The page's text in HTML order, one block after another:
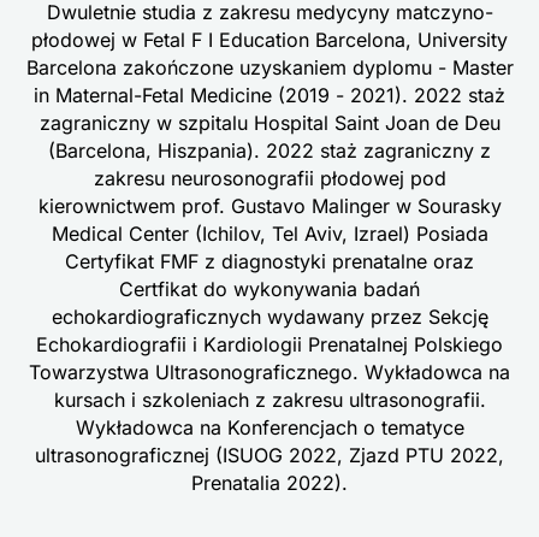
Dwuletnie studia z zakresu medycyny matczyno-
płodowej w Fetal F I Education Barcelona, University
Barcelona zakończone uzyskaniem dyplomu - Master
in Maternal-Fetal Medicine (2019 - 2021). 2022 staż
zagraniczny w szpitalu Hospital Saint Joan de Deu
(Barcelona, Hiszpania). 2022 staż zagraniczny z
zakresu neurosonografii płodowej pod
kierownictwem prof. Gustavo Malinger w Sourasky
Medical Center (Ichilov, Tel Aviv, Izrael) Posiada
Certyfikat FMF z diagnostyki prenatalne oraz
Certfikat do wykonywania badań
echokardiograficznych wydawany przez Sekcję
Echokardiografii i Kardiologii Prenatalnej Polskiego
Towarzystwa Ultrasonograficznego. Wykładowca na
kursach i szkoleniach z zakresu ultrasonografii.
Wykładowca na Konferencjach o tematyce
ultrasonograficznej (ISUOG 2022, Zjazd PTU 2022,
Prenatalia 2022).